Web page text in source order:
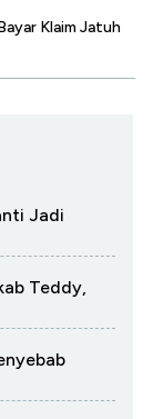
Klaim Jatuh
Jadi
Teddy,